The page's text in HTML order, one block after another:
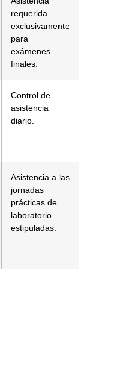
requerida
exclusivamente
para
exámenes
finales.
Control de
asistencia
diario.
Asistencia a las
jornadas
prácticas de
laboratorio
estipuladas.